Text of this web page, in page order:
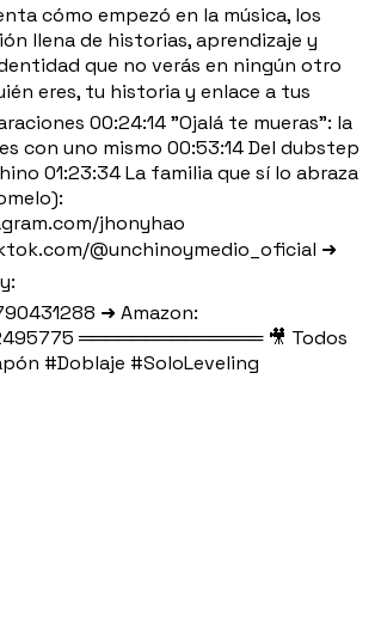
cómo empezó en la música, los
llena de historias, aprendizaje y
que no verás en ningún otro
eres, tu historia y enlace a tus
00:24:14 "Ojalá te mueras": la
con uno mismo 00:53:14 Del dubstep
01:23:34 La familia que sí lo abraza
jhonyhao
@unchinoymedio_oficial ➜
➜ Amazon:
══════════════ 🎥 Todos
#Doblaje #SoloLeveling